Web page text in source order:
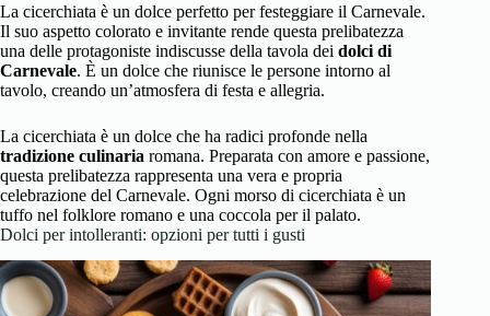
La cicerchiata è un dolce perfetto per festeggiare il Carnevale.
Il suo aspetto colorato e invitante rende questa prelibatezza
una delle protagoniste indiscusse della tavola dei dolci di
Carnevale. È un dolce che riunisce le persone intorno al
tavolo, creando un’atmosfera di festa e allegria.
La cicerchiata è un dolce che ha radici profonde nella
tradizione culinaria romana. Preparata con amore e passione,
questa prelibatezza rappresenta una vera e propria
celebrazione del Carnevale. Ogni morso di cicerchiata è un
tuffo nel folklore romano e una coccola per il palato.
Dolci per intolleranti: opzioni per tutti i gusti